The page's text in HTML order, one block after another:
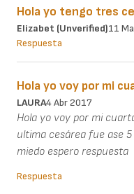
Hola yo tengo tres
Elizabet (unverified)11
Respuesta
Hola yo voy por mi
LAURA4 Abr 2017
Hola yo voy por mi
ultima cesárea fue ase
miedo espero respuesta
Respuesta